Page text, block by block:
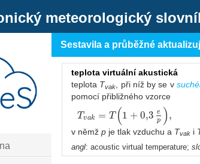
meteorologický
Sestavila a průběžné
teplota virtuální akustická
teplota Tvak , při níž by se v
pomocí přibližného vzorce
Tvak = T (1 +0,3 e
p ),
v němž p je tlak vzduchu a Tvak i
angl: acoustic virtual temperature;